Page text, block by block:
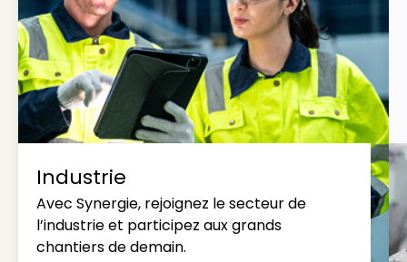
Industrie
Avec Synergie, rejoignez le secteur de
l’industrie et participez aux grands
chantiers de demain.